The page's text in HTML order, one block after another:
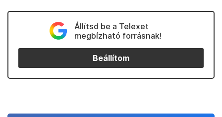
Állítsd be a Telexet
megbízható forrásnak!
Beállítom